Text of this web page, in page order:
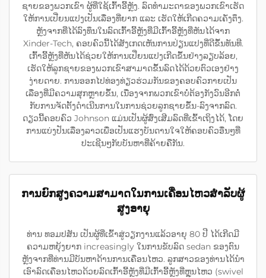
ຊາຍຂອງພວກເຂົາ ຜູ້ທີ່ໃຊ້ເກົ້າອີ້ຫຼັງ. ລົດທຳມະດາຂອງພວກເຂົາເຮັດ
ໃຫ້ການເປີ່ຍນແປງເປັນເລື່ອງທີ່ຍາກ ແລະ ເຮັດໃຫ້ເກີດຄວາມເຄັ່ງຕຶງ.
ຫຼັງຈາກທີ່ໄດ້ລົງທຶນໃນລົດເກົ້າອີ້ຫຼັງທີ່ມີເກົ້າອີ້ຫຼັງທີ່ຫັນໄດ້ຈາກ
Xinder-Tech, ຄອບຄົວນີ້ໄດ້ສັງເກດເຫັນການປ່ຽນແປງທີ່ດີຂຶ້ນທັນທີ.
ເກົ້າອີ້ຫຼັງທີ່ຫັນໄດ້ຊ່ວຍໃຫ້ການເປີ່ຍນແປງເກີດຂຶ້ນຢ່າງລຽບລ້ອຍ,
ເຮັດໃຫ້ລູກຊາຍຂອງພວກເຂົາສາມາດຂຶ້ນລົດໄດ້ດ້ວຍຕົວເອງຢ່າງ
ງ່າຍດາຍ. ການອອກໄປທ່ອງທ່ຽວຮ່ວມກັນຂອງຄອບຄົວກາຍເປັນ
ເລື່ອງທີ່ມີຄວາມສຸກຫຼາຍຂຶ້ນ, ເນື່ອງຈາກພວກເຂົາບໍ່ຕ້ອງກັງວົນອີກຕໍ່
ກັບການຈັດຕັ້ງດຳເນີນການໃນການຊ່ວຍລູກຊາຍຂຶ້ນ-ລົງຈາກລົດ.
ດຽວນີ້ຄອບຄົວ Johnson ແມ່ນເປັນຜູ້ສົ່ງເສີມລົດທີ່ເຂົ້າເຖິງໄດ້, ໂດຍ
ການແບ່ງປັນເລື່ອງລາວເພື່ອເປັນແຮງບັນດານໃຈໃຫ້ຄອບຄົວອື່ນໆທີ່
ປະເຊີນໆກັບບັນຫາທີ່ຄ້າຍຄືກັນ.
ການຍົກສູງຄວາມສາມາດໃນການເຄື່ອນໄຫວສຳລັບຜູ້
ສູງອາຍຸ
ທ່ານ ທອມປສັນ ເປັນຜູ້ທີ່ເຂົ້າສູ່ວຽກງານແລ້ວອາຍຸ 80 ປີ ໄດ້ເກີດມີ
ຄວາມຫຍຸ້ງຍາກ increasingly ໃນການຂັບລົດ sedan ຂອງຕົນ
ຫຼັງຈາກທີ່ທ່ານມີບັນຫາດ້ານການເຄື່ອນໄຫວ. ລູກສາວຂອງທ່ານໄດ້ນຳ
ເອົາລົດເຄື່ອນໄຫວດ້ວຍລົດເກົ້າອີ້ຫຼັງທີ່ມີເກົ້າອີ້ຫຼັງທີ່ຫຼຸນໄຫວ (swivel